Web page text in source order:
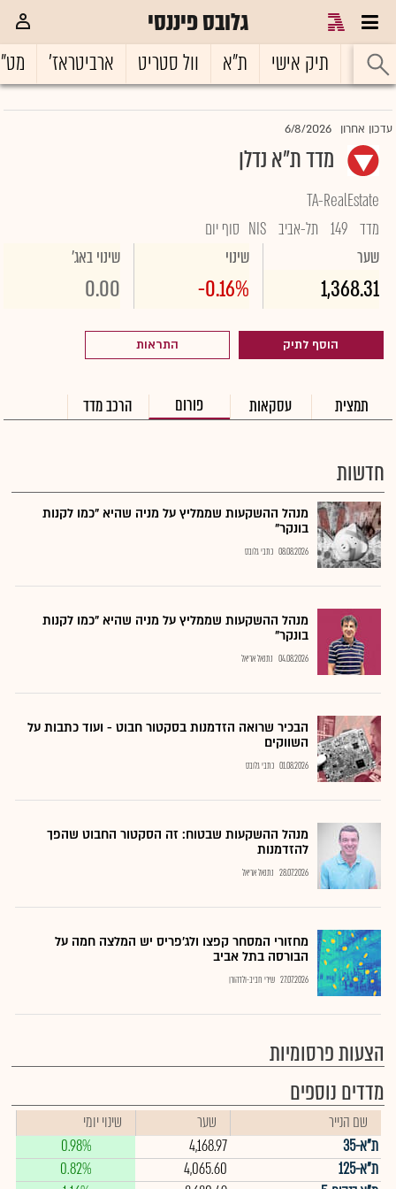
גלובס פיננסי
ראשי תיק אישי ת"א וול סטריט ארביטראז'
עדכון אחרון 6/8/2026
מדד ת"א נדלן
TA-RealEstate
מדד 149 תל-אביב NIS סוף יום
שער
1,368.31
שינוי
-0.16%
שינוי באג'
0.00
הוסף לתיק התראות
תמצית עסקאות פורום הרכב מדד
חדשות
מנהל ההשקעות שממליץ על מניה שהיא "כמו לקנות
בונקר"
08.08.2026 כתבי גלובס
מנהל ההשקעות שממליץ על מניה שהיא "כמו לקנות
בונקר"
04.08.2026 נתנאל אריאל
הבכיר שרואה הזדמנות בסקטור חבוט - ועוד כתבות על
השווקים
01.08.2026 כתבי גלובס
מנהל ההשקעות שבטוח: זה הסקטור החבוט שהפך
להזדמנות
28.07.2026 נתנאל אריאל
מחזורי המסחר קפצו ולג'פריס יש המלצה חמה על
הבורסה בתל אביב
27.07.2026 שירי חביב-ולדהורן
הצעות פרסומיות
מדדים נוספים
שם הנייר שער
שינוי יומי
ת"א-35
4,168.97
0.98%
ת"א-125
4,065.60
0.82%